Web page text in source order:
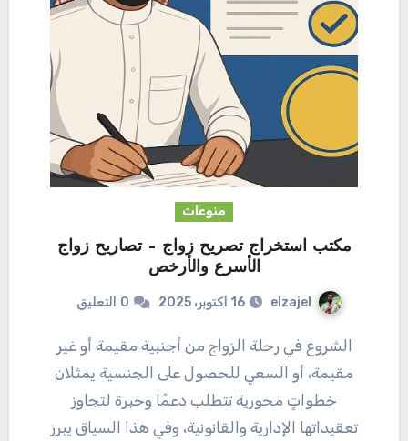
منوعات
مكتب استخراج تصريح زواج – تصاريح زواج
الأسرع والأرخص
elzajel 16 أكتوبر، 2025 0 التعليق
مقيمة، أو السعي للحصول على الجنسية يمثلان
خطواتٍ محورية تتطلب دعمًا وخبرة لتجاوز
تعقيداتها الإدارية والقانونية، وفي هذا السياق يبرز